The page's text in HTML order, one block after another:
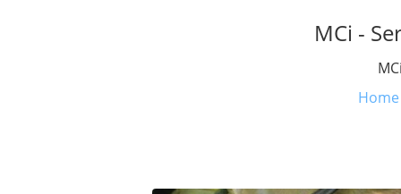
MCi -
Home